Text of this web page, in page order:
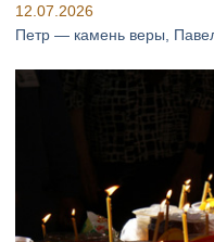
12.07.2026
Петр — камень веры,